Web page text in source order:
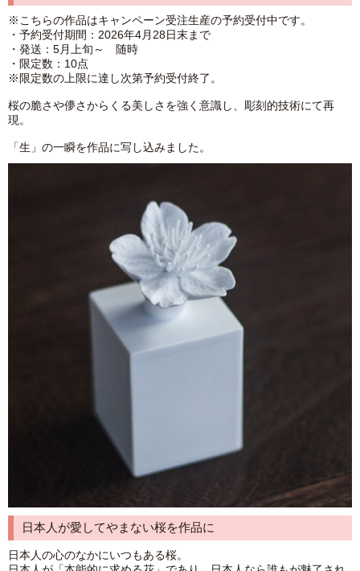
※こちらの作品はキャンペーン受注生産の予約受付中です。
・予約受付期間：2026年4月28日末まで
・発送：5月上旬～ 随時
・限定数：10点
※限定数の上限に達し次第予約受付終了。
桜の脆さや儚さからくる美しさを強く意識し、彫刻的技術にて再
現。
「生」の一瞬を作品に写し込みました。
日本人が愛してやまない桜を作品に
日本人の心のなかにいつもある桜。